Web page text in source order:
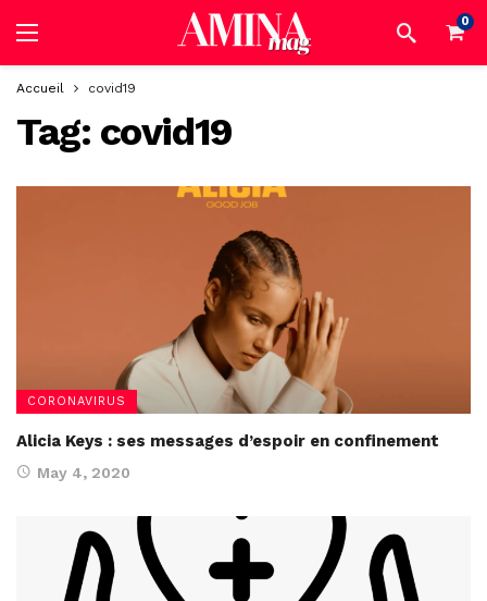
0
Accueil covid19
Tag: covid19
CORONAVIRUS
Alicia Keys : ses messages d’espoir en confinement
May 4, 2020